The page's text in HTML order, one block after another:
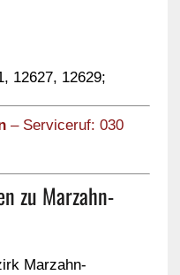
12627, 12629;
– Serviceruf: 030
zu Marzahn-
Marzahn-